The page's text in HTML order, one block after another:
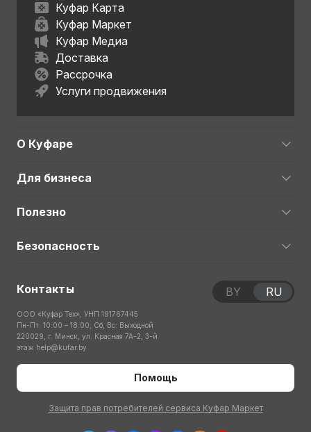
Куфар Карта
Куфар Маркет
Куфар Медиа
Доставка
Рассрочка
Услуги продвижения
О Куфаре
Для бизнеса
Полезно
Безопасность
Контакты
ООО «Куфар Тех», УНП 191767445
Пн-Пт: 10:00 – 18:00; Сб, Вс: Выходной
220029, г. Минск, ул. Красная 7А-2, 3-й
этаж help@kufar.by
Помощь
Защита прав потребителей сервиса Куфар Маркет
BY RU